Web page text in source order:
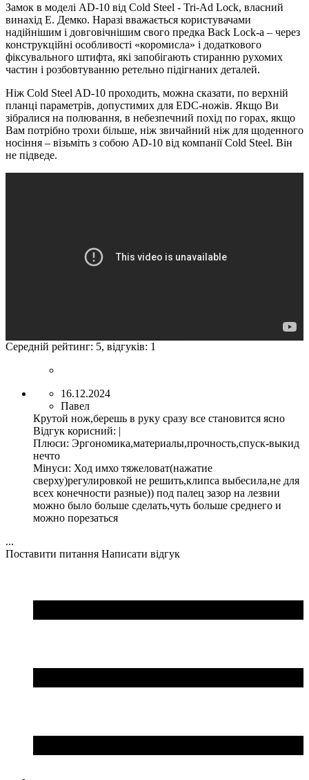
Замок в моделі AD-10 від Cold Steel - Tri-Ad Lock, власний
винахід Е. Демко. Наразі вважається користувачами
надійнішим і довговічнішим свого предка Back Lock-а – через
конструкційні особливості «коромисла» і додаткового
фіксувального штифта, які запобігають стиранню рухомих
частин і розбовтуванню ретельно підігнаних деталей.
Ніж Cold Steel AD-10 проходить, можна сказати, по верхній
планці параметрів, допустимих для EDC-ножів. Якщо Ви
зібралися на полювання, в небезпечний похід по горах, якщо
Вам потрібно трохи більше, ніж звичайний ніж для щоденного
носіння – візьміть з собою AD-10 від компанії Cold Steel. Він
не підведе.
Середній рейтинг: 5, відгуків: 1
16.12.2024
Павел
Крутой нож,берешь в руку сразу все становится ясно
Відгук корисний: |
Плюси: Эргономика,материалы,прочность,спуск-выкид
нечто
Мінуси: Ход имхо тяжеловат(нажатие
сверху)регулировкой не решить,клипса выбесила,не для
всех конечности разные)) под палец зазор на лезвии
можно было больше сделать,чуть больше среднего и
можно порезаться
...
Поставити питання Написати відгук